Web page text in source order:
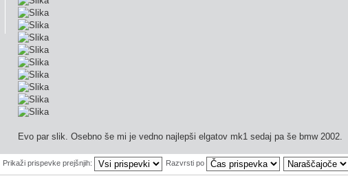
Evo par slik. Osebno še mi je vedno najlepši elgatov mk1 sedaj pa še bmw 2002.
Prikaži prispevke prejšnjih: Razvrsti po